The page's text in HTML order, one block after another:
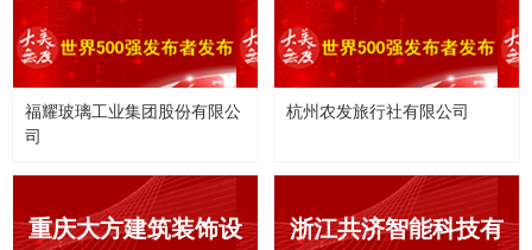
福耀玻璃工业集团股份有限公
司
杭州农发旅行社有限公司
重庆大方建筑装饰设
浙江共济智能科技有